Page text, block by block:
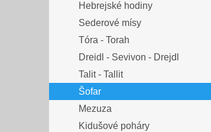
Hebrejské hodiny
Sederové mísy
Tóra - Torah
Dreidl - Sevivon - Drejdl
Talit - Tallit
Šofar
Mezuza
Kidušové poháry